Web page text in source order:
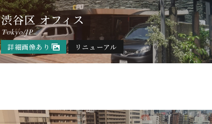
渋谷区 オフィス
Tokyo/JP
詳細画像あり リニューアル